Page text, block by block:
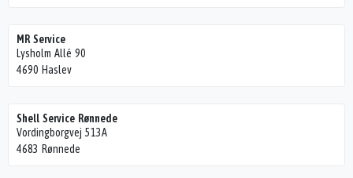
MR Service
Lysholm Allé 90
4690 Haslev
Shell Service Rønnede
Vordingborgvej 513A
4683 Rønnede